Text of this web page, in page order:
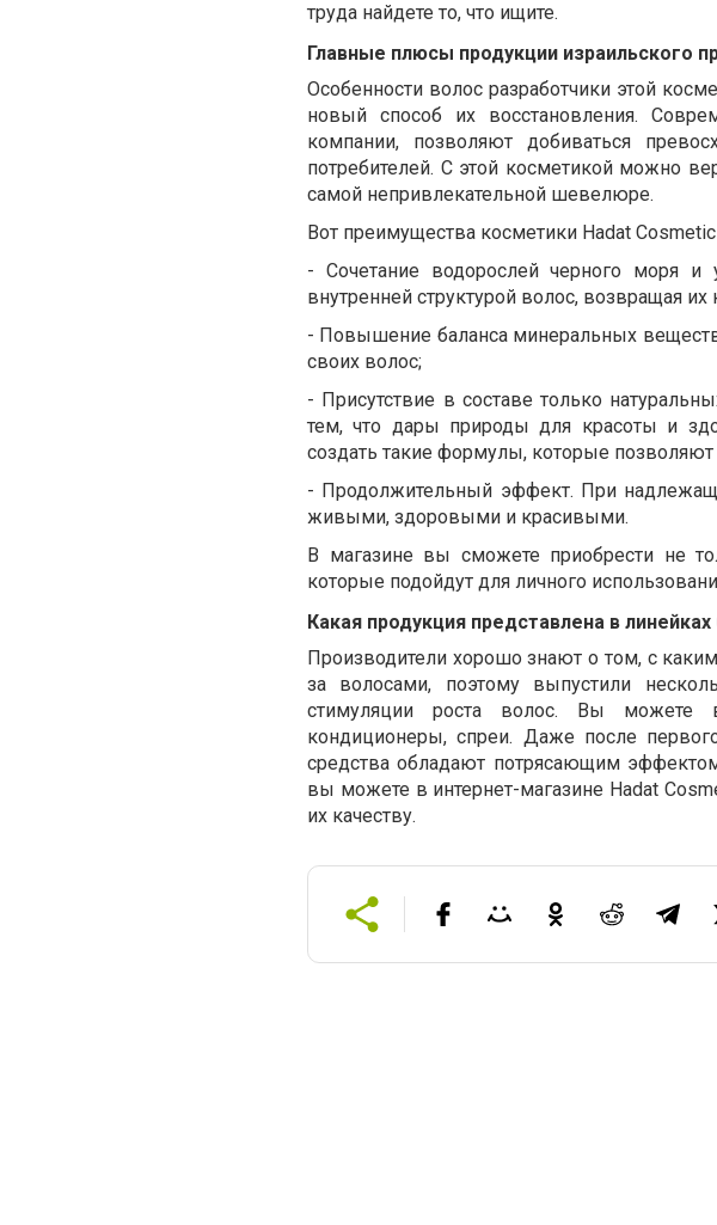
труда найдете то, что ищите.
Главные плюсы продукции израильского
Особенности волос разработчики этой
новый способ их восстановления.
компании, позволяют добиваться
потребителей. С этой косметикой можно
самой непривлекательной шевелюре.
Вот преимущества косметики Hadat
- Сочетание водорослей черного моря
внутренней структурой волос, возвращая
- Повышение баланса минеральных
своих волос;
- Присутствие в составе только
тем, что дары природы для красоты и
создать такие формулы, которые
- Продолжительный эффект. При
живыми, здоровыми и красивыми.
В магазине вы сможете приобрести не
которые подойдут для личного
Какая продукция представлена в
Производители хорошо знают о том, с
за волосами, поэтому выпустили
стимуляции роста волос. Вы
кондиционеры, спреи. Даже после
средства обладают потрясающим
вы можете в интернет-магазине Hadat
их качеству.